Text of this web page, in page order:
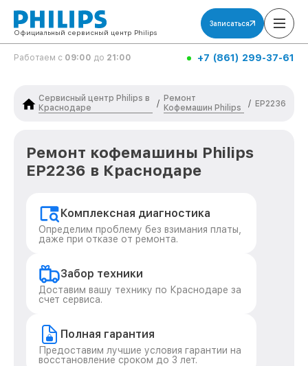
Официальный сервисный центр Philips
Записаться
Работаем с 09:00 до 21:00 +7 (861) 299-37-61
Сервисный центр Philips в
Краснодаре
/
Ремонт
Кофемашин Philips
/ EP2236
Ремонт кофемашины Philips
EP2236 в Краснодаре
Комплексная диагностика
Определим проблему без взимания платы,
даже при отказе от ремонта.
Забор техники
Доставим вашу технику по Краснодаре за
счет сервиса.
Полная гарантия
Предоставим лучшие условия гарантии на
восстановление сроком до 3 лет.